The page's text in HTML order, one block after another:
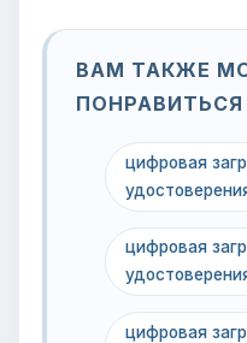
ВАМ ТАКЖЕ
ПОНРАВИТЬСЯ
цифровая
цифровая
цифровая